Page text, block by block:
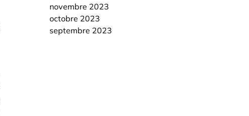
novembre 2023
octobre 2023
septembre 2023